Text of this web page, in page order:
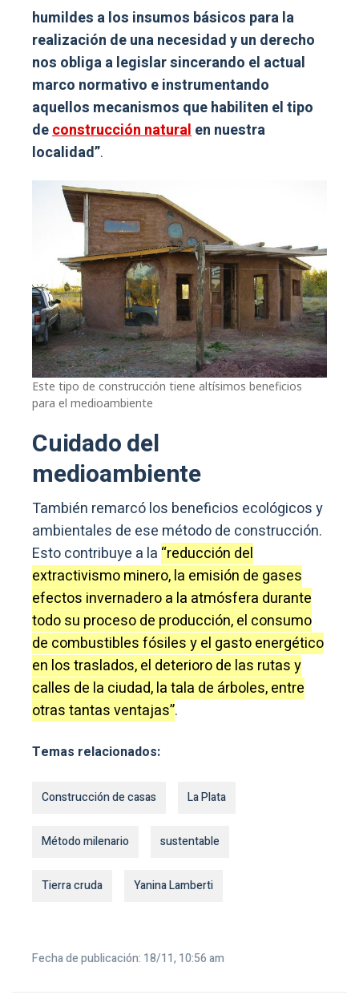
humildes a los insumos básicos para la
realización de una necesidad y un derecho
nos obliga a legislar sincerando el actual
marco normativo e instrumentando
aquellos mecanismos que habiliten el tipo
deconstrucción naturalen nuestra
localidad”.
Este tipo de construcción tiene altísimos beneficios
para el medioambiente
Cuidado del
medioambiente
También remarcó los beneficios ecológicos y
ambientales de ese método de construcción.
Esto contribuye a la “reducción del
extractivismo minero, la emisión de gases
efectos invernadero a la atmósfera durante
todo su proceso de producción, el consumo
de combustibles fósiles y el gasto energético
en los traslados, el deterioro de las rutas y
calles de la ciudad, la tala de árboles, entre
otras tantas ventajas”.
Temas relacionados:
Construcción de casas La Plata
Método milenario sustentable
Tierra cruda Yanina Lamberti
Fecha de publicación: 18/11, 10:56 am